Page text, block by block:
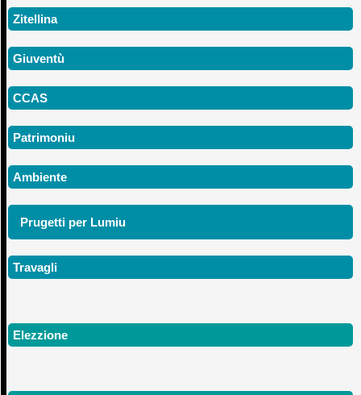
Zitellina
Giuventù
CCAS
Patrimoniu
Ambiente
Prugetti per Lumiu
Travagli
Elezzione